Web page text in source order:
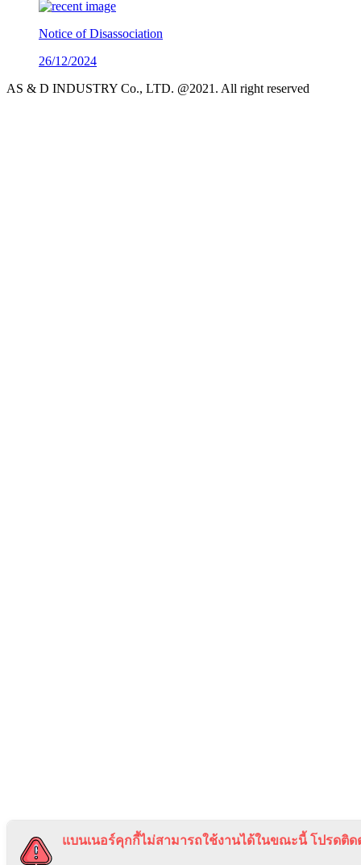
Notice of Disassociation
26/12/2024
AS & D INDUSTRY Co., LTD. @2021. All right reserved
แบนเนอร์คุกกี้ไม่สามารถใช้งานได้ในขณะนี้ โปรดติด